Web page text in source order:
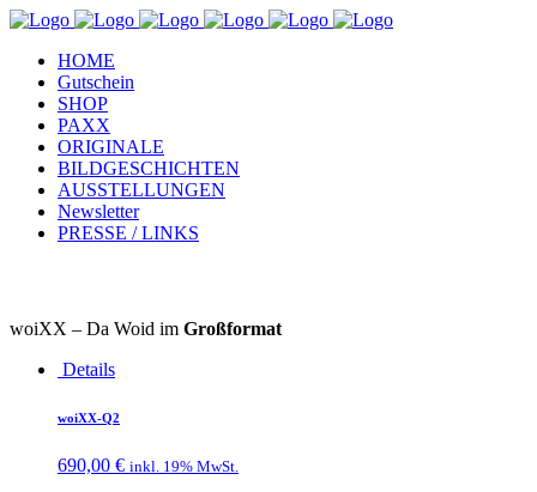
HOME
Gutschein
SHOP
PAXX
ORIGINALE
BILDGESCHICHTEN
AUSSTELLUNGEN
Newsletter
PRESSE / LINKS
woiXX – Da Woid im Großformat
Details
woiXX-Q2
690,00 € inkl. 19% MwSt.